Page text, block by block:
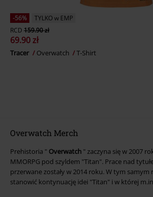
-56%
TYLKO w EMP
RCD 159.90 zł
69.90 zł
Tracer Overwatch T-Shirt
Overwatch Merch
Prehistoria " Overwatch " zaczyna się w 2007
MMORPG pod szyldem "Titan". Prace nad
przerwane zostały w 2014 roku. W tym
stanowić kontynuację idei "Titan" i w której